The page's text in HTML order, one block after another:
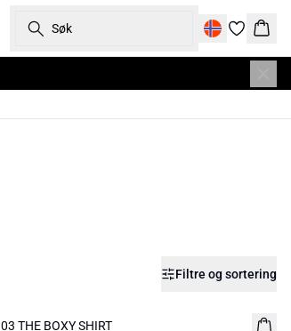
Søk
Filtre og sortering
NYHED
03 THE BOXY SHIRT